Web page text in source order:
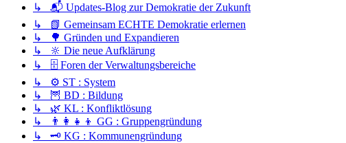
↳ 📬 Updates-Blog zur Demokratie der Zukunft
↳ 📗 Gemeinsam ECHTE Demokratie erlernen
↳ 🌳 Gründen und Expandieren
↳ 🔆 Die neue Aufklärung
↳ 🗄️ Foren der Verwaltungsbereiche
↳ ⚙️ ST : System
↳ 🦉 BD : Bildung
↳ 🌿 KL : Konfliktlösung
↳ 👨‍👩‍👧‍👦 GG : Gruppengründung
↳ 🗝️ KG : Kommunengründung